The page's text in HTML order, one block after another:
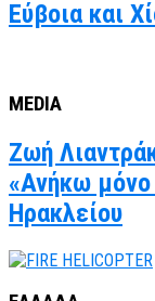
Εύβοια και
MEDIA
Ζωή
«Ανήκω μόνο
Ηρακλείου